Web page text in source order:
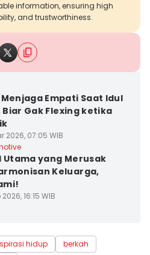
information, ensuring high
and trustworthiness.
Empati Saat Idul
Biar Gak Flexing ketika
2026, 07:05 WIB
Utama yang Merusak
Keluarga,
2026, 16:15 WIB
hidup
berkah